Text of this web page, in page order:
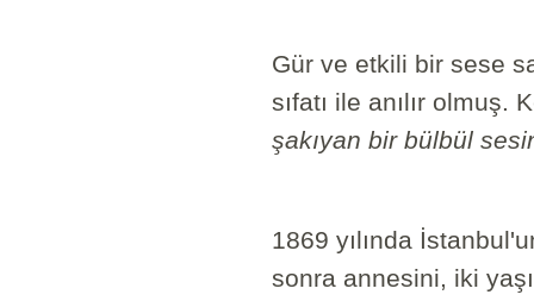
Gür ve etkili bir sese
sıfatı ile anılır
şakıyan bir bülbül
1869 yılında
sonra annesini, iki